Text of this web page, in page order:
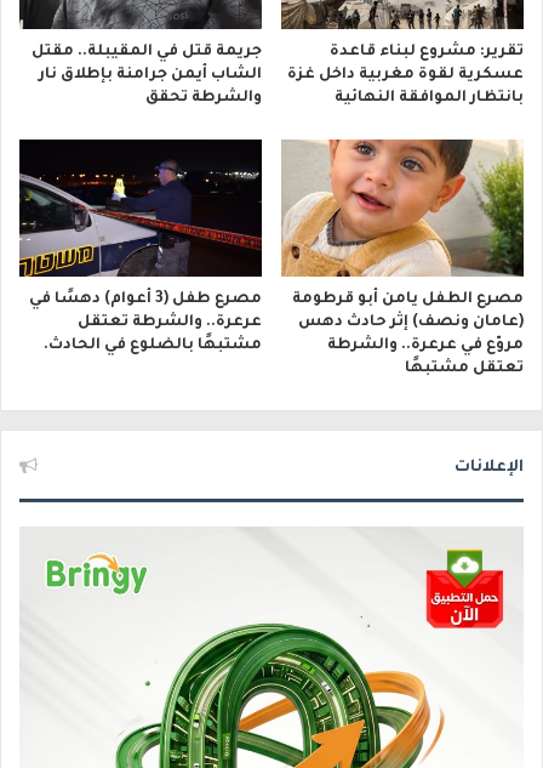
تقرير: مشروع لبناء قاعدة
عسكرية لقوة مغربية داخل غزة
بانتظار الموافقة النهائية
جريمة قتل في المقيبلة.. مقتل
الشاب أيمن جرامنة بإطلاق نار
والشرطة تحقق
مصرع الطفل يامن أبو قرطومة
(عامان ونصف) إثر حادث دهس
مروّع في عرعرة.. والشرطة
تعتقل مشتبهًا
مصرع طفل (3 أعوام) دهسًا في
عرعرة.. والشرطة تعتقل
مشتبهًا بالضلوع في الحادث.
الإعلانات